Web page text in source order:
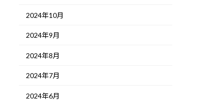
2024年10月
2024年9月
2024年8月
2024年7月
2024年6月